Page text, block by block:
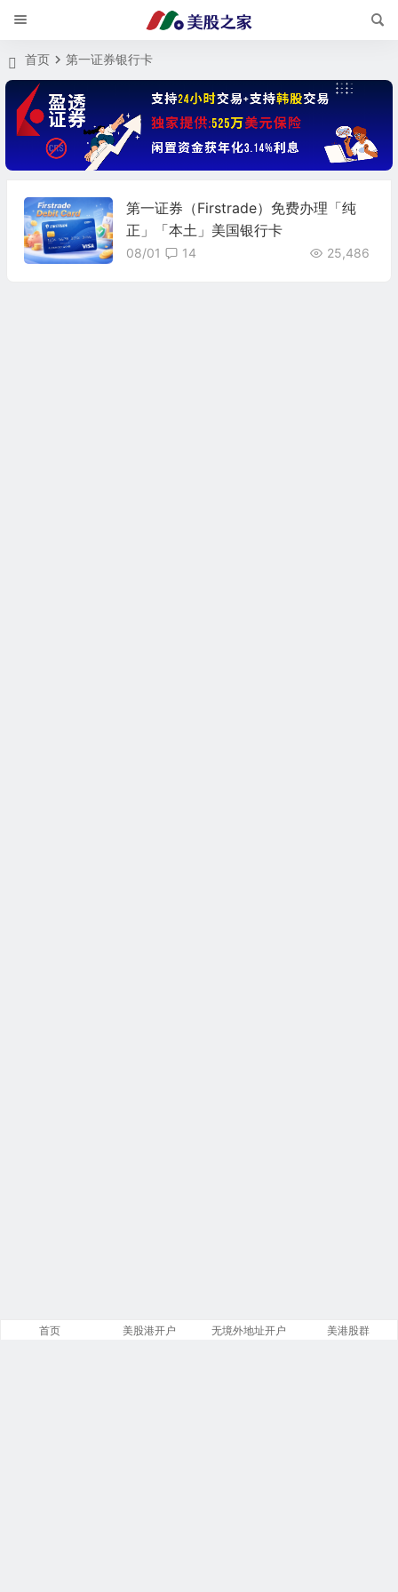
首页 第一证券银行卡
第一证券（Firstrade）免费办理「纯
正」「本土」美国银行卡
08/01 25,486
14
首页 美股港开户 无境外地址开户 美港股群